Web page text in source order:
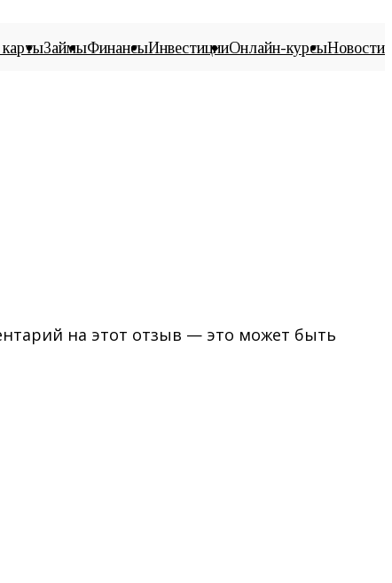
ЗаймыФинансыИнвестицииОнлайн-курсыНовости
на этот отзыв — это может быть